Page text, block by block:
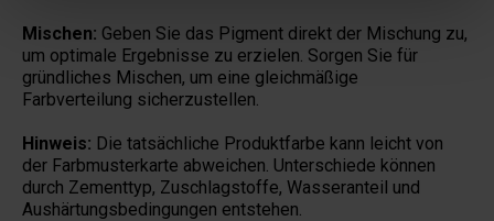
Mischen: Geben Sie das Pigment direkt der Mischung zu,
um optimale Ergebnisse zu erzielen. Sorgen Sie für
gründliches Mischen, um eine gleichmäßige
Farbverteilung sicherzustellen.
Hinweis: Die tatsächliche Produktfarbe kann leicht von
der Farbmusterkarte abweichen. Unterschiede können
durch Zementtyp, Zuschlagstoffe, Wasseranteil und
Aushärtungsbedingungen entstehen.